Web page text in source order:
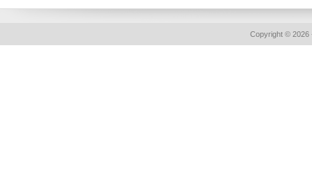
Copyright © 2026